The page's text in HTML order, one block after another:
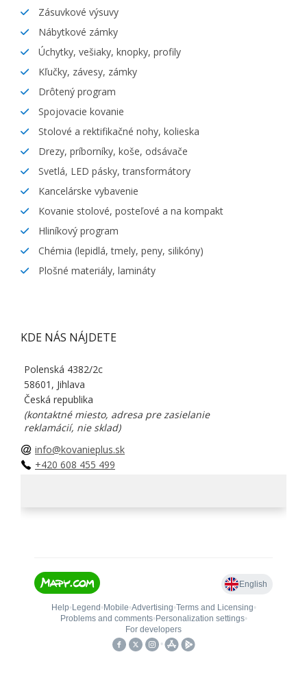
Zásuvkové výsuvy
Nábytkové zámky
Úchytky, vešiaky, knopky, profily
Kľučky, závesy, zámky
Drôtený program
Spojovacie kovanie
Stolové a rektifikačné nohy, kolieska
Drezy, príborníky, koše, odsávače
Svetlá, LED pásky, transformátory
Kancelárske vybavenie
Kovanie stolové, posteľové a na kompakt
Hliníkový program
Chémia (lepidlá, tmely, peny, silikóny)
Plošné materiály, lamináty
KDE NÁS NÁJDETE
Polenská 4382/2c
58601, Jihlava
Česká republika
(kontaktné miesto, adresa pre zasielanie
reklamácií, nie sklad)
info@kovanieplus.sk
+420 608 455 499